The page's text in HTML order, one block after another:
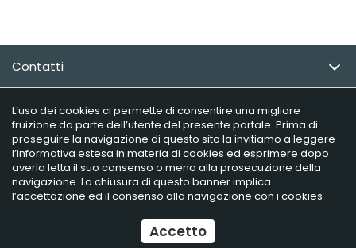
Contatti
Email Newsletter
Info utili
Raffaelli Editore - P.iva 02181230406
Ecommerce by Daisuke
L’uso dei cookies ci permette di consentire una migliore
fruizione da parte dell’utente del presente portale. Prima di
proseguire la navigazione di questo sito la invitiamo a leggere
l’informativa estesa in materia di cookies ed esprimere dopo
averla letta il suo consenso o meno alla prosecuzione della
navigazione. La chiusura di questo banner implica
l’accettazione ed il consenso alla navigazione con i cookies
Accetto